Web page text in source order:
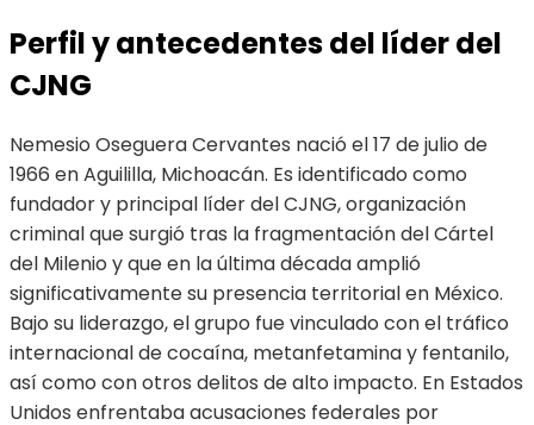
Perfil y antecedentes del líder del
CJNG
Nemesio Oseguera Cervantes nació el 17 de julio de
1966 en Aguililla, Michoacán. Es identificado como
fundador y principal líder del CJNG, organización
criminal que surgió tras la fragmentación del Cártel
del Milenio y que en la última década amplió
significativamente su presencia territorial en México.
Bajo su liderazgo, el grupo fue vinculado con el tráfico
internacional de cocaína, metanfetamina y fentanilo,
así como con otros delitos de alto impacto. En Estados
Unidos enfrentaba acusaciones federales por